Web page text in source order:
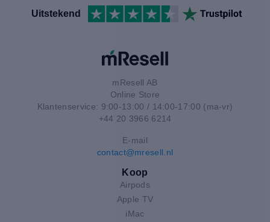
Uitstekend
mResell AB
Online Store
Klantenservice: 9:00-13:00 / 14:00-17:00 (ma-vr)
+44 20 3966 6214
E-mail
contact@mresell.nl
Koop
Airpods
Apple TV
iMac